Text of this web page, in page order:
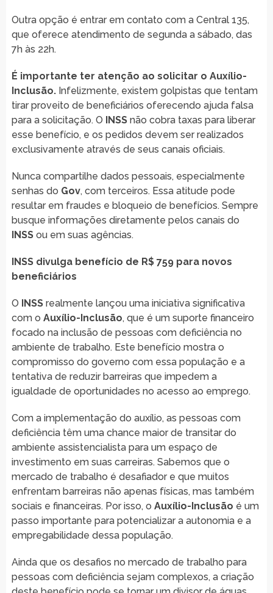
Outra opção é entrar em contato com a Central 135,
que oferece atendimento de segunda a sábado, das
7h às 22h.
É importante ter atenção ao solicitar o Auxílio-
Inclusão.Infelizmente, existem golpistas que tentam
tirar proveito de beneficiários oferecendo ajuda falsa
para a solicitação. O INSSnão cobra taxas para liberar
esse benefício, e os pedidos devem ser realizados
exclusivamente através de seus canais oficiais.
Nunca compartilhe dados pessoais, especialmente
senhas do Gov, com terceiros. Essa atitude pode
resultar em fraudes e bloqueio de benefícios. Sempre
busque informações diretamente pelos canais do
INSSou em suas agências.
INSS divulga benefício de R$ 759 para novos
beneficiários
O INSSrealmente lançou uma iniciativa significativa
com o Auxílio-Inclusão, que é um suporte financeiro
focado na inclusão de pessoas com deficiência no
ambiente de trabalho. Este benefício mostra o
compromisso do governo com essa população e a
tentativa de reduzir barreiras que impedem a
igualdade de oportunidades no acesso ao emprego.
Com a implementação do auxílio, as pessoas com
deficiência têm uma chance maior de transitar do
ambiente assistencialista para um espaço de
investimento em suas carreiras. Sabemos que o
mercado de trabalho é desafiador e que muitos
enfrentam barreiras não apenas físicas, mas também
sociais e financeiras. Por isso, o Auxílio-Inclusão é um
passo importante para potencializar a autonomia e a
empregabilidade dessa população.
Ainda que os desafios no mercado de trabalho para
pessoas com deficiência sejam complexos, a criação